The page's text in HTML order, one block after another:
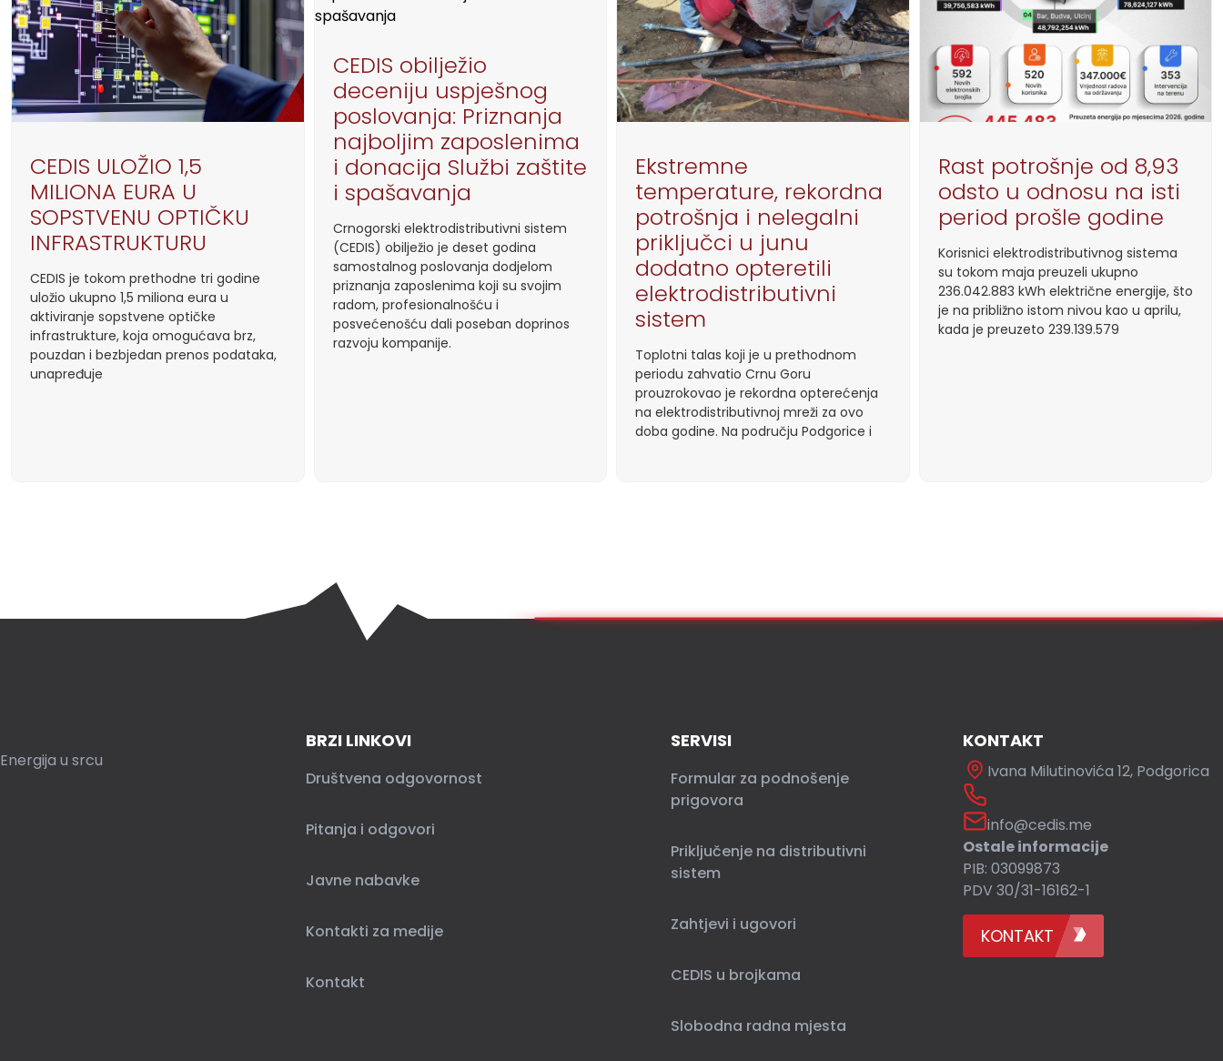
CEDIS ULOŽIO 1,5
MILIONA EURA U
SOPSTVENU OPTIČKU
INFRASTRUKTURU
CEDIS je tokom prethodne tri godine
uložio ukupno 1,5 miliona eura u
aktiviranje sopstvene optičke
infrastrukture, koja omogućava brz,
pouzdan i bezbjedan prenos podataka,
unapređuje
CEDIS obilježio
deceniju uspješnog
poslovanja: Priznanja
najboljim zaposlenima
i donacija Službi zaštite
i spašavanja
Crnogorski elektrodistributivni sistem
(CEDIS) obilježio je deset godina
samostalnog poslovanja dodjelom
priznanja zaposlenima koji su svojim
radom, profesionalnošću i
posvećenošću dali poseban doprinos
razvoju kompanije.
Ekstremne
temperature, rekordna
potrošnja i nelegalni
priključci u junu
dodatno opteretili
elektrodistributivni
sistem
Toplotni talas koji je u prethodnom
periodu zahvatio Crnu Goru
prouzrokovao je rekordna opterećenja
na elektrodistributivnoj mreži za ovo
doba godine. Na području Podgorice i
Rast potrošnje od 8,93
odsto u odnosu na isti
period prošle godine
Korisnici elektrodistributivnog sistema
su tokom maja preuzeli ukupno
236.042.883 kWh električne energije, što
je na približno istom nivou kao u aprilu,
kada je preuzeto 239.139.579
Energija u srcu
BRZI LINKOVI
Društvena odgovornost
Pitanja i odgovori
Javne nabavke
Kontakti za medije
Kontakt
SERVISI
Formular za podnošenje
prigovora
Priključenje na distributivni
sistem
Zahtjevi i ugovori
CEDIS u brojkama
Slobodna radna mjesta
KONTAKT
Ivana Milutinovića 12, Podgorica
info@cedis.me
Ostale informacije
PIB: 03099873
PDV 30/31-16162-1
KONTAKT